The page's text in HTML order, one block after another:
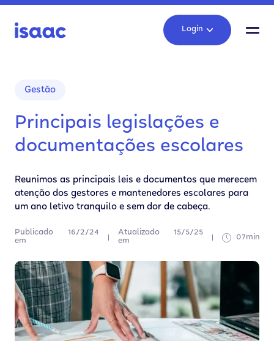
Login
Gestão
Principais legislações e
documentações escolares
Reunimos as principais leis e documentos que merecem
atenção dos gestores e mantenedores escolares para
um ano letivo tranquilo e sem dor de cabeça.
Publicado
em
16/2/24
Atualizado
em
15/5/25 07min